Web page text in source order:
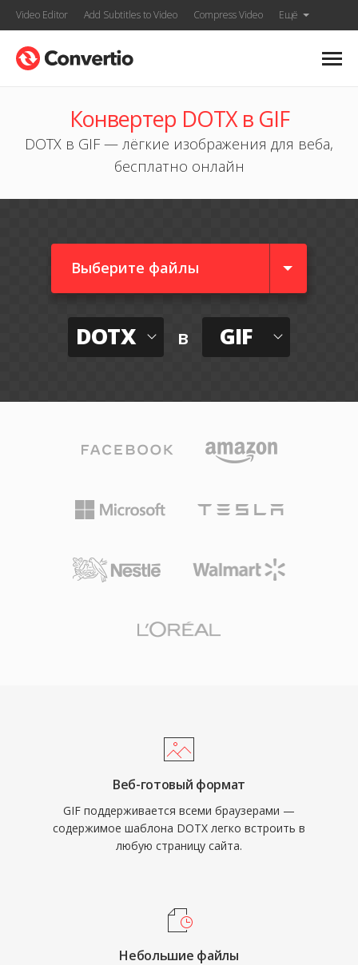
Video Editor Add Subtitles to Video Compress Video Ещё
Конвертер DOTX в GIF
DOTX в GIF — лёгкие изображения для веба,
бесплатно онлайн
Выберите файлы
DOTX в GIF
Веб-готовый формат
GIF поддерживается всеми браузерами —
содержимое шаблона DOTX легко встроить в
любую страницу сайта.
Небольшие файлы